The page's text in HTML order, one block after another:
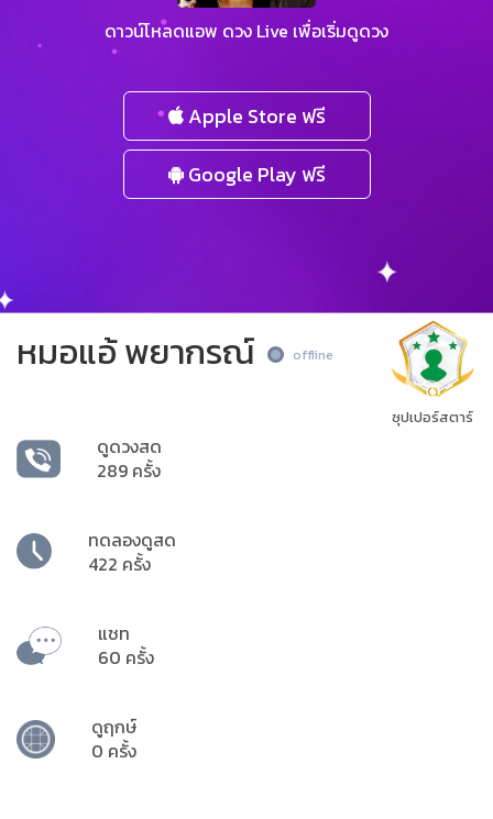
ดาวน์โหลดแอพ ดวง Live เพื่อเริ่มดูดวง
Apple Store ฟรี
Google Play ฟรี
หมอแอ้ พยากรณ์ offline
ดูดวงสด
289 ครั้ง
ทดลองดูสด
422 ครั้ง
แชท
60 ครั้ง
ดูฤกษ์
0 ครั้ง
ซุปเปอร์สตาร์